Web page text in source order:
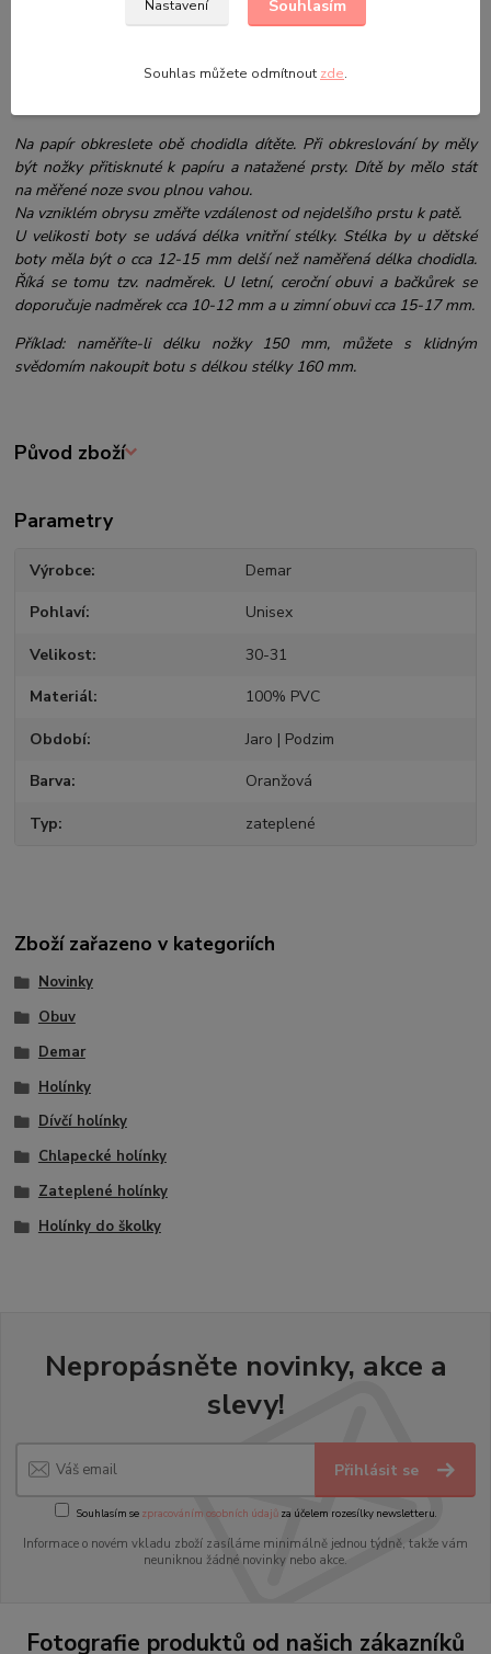
velikost 34/35 (délka vnitřní stélky je 216 mm)
info@demar.com.pl
Na papír obkreslete obě chodidla dítěte. Při obkreslování by měly
být nožky přitisknuté k papíru a natažené prsty. Dítě by mělo stát
na měřené noze svou plnou vahou.
Na vzniklém obrysu změřte vzdálenost od nejdelšího prstu k patě.
U velikosti boty se udává délka vnitřní stélky. Stélka by u dětské
boty měla být o cca 12-15 mm delší než naměřená délka chodidla.
Říká se tomu tzv. nadměrek. U letní, ceroční obuvi a bačkůrek se
doporučuje nadměrek cca 10-12 mm a u zimní obuvi cca 15-17 mm.
Příklad: naměříte-li délku nožky 150 mm, můžete s klidným
svědomím nakoupit botu s délkou stélky 160 mm.
Původ zboží
Parametry
Výrobce Demar
Pohlaví Unisex
Velikost 30-31
Materiál 100% PVC
Období Jaro | Podzim
Barva Oranžová
Typ zateplené
Zboží zařazeno v kategoriích
Novinky
Obuv
Demar
Holínky
Dívčí holínky
Chlapecké holínky
Zateplené holínky
Holínky do školky
Nepropásněte novinky, akce a
slevy!
Přihlásit se
Souhlasím se zpracováním osobních údajůza účelem rozesílky newsletteru.
Informace o novém vkladu zboží zasíláme minimálně jednou týdně, takže vám
neuniknou žádné novinky nebo akce.
Fotografie produktů od našich zákazníků
Nastavení Souhlasím
Souhlas můžete odmítnout zde.